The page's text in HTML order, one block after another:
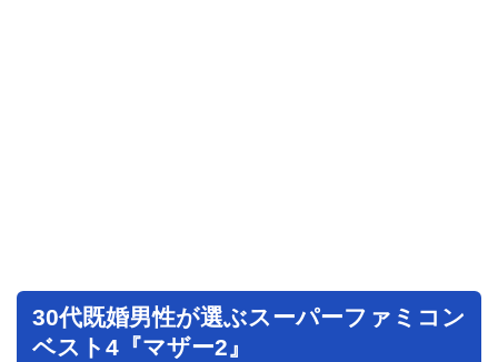
30代既婚男性が選ぶスーパーファミコン
ベスト4『マザー2』